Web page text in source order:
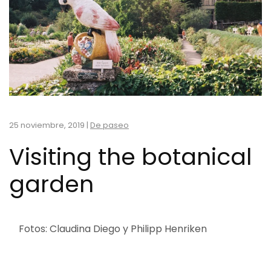
25 noviembre, 2019 | De paseo
Visiting the botanical
garden
Fotos: Claudina Diego y Philipp Henriken